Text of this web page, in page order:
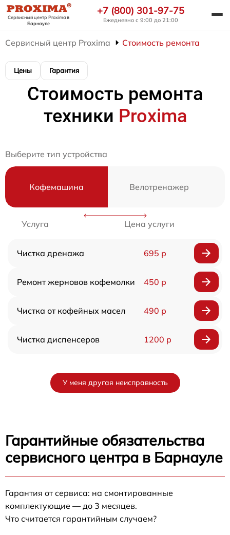
Сервисный центр Proximaв
Барнауле
+7 (800) 301-97-75
Ежедневно с 9:00 до 21:00
Сервисный центр Proxima Стоимость ремонта
Цены Гарантия
Стоимость ремонта
техники Proxima
Выберите тип устройства
Кофемашина Велотренажер
Услуга Цена услуги
Чистка дренажа 695 р
Ремонт жерновов кофемолки 450 р
Чистка от кофейных масел 490 р
Чистка диспенсеров 1200 р
У меня другая неисправность
Гарантийные обязательства
сервисного центра в Барнауле
Гарантия от сервиса: на смонтированные
комплектующие — до 3 месяцев.
Что считается гарантийным случаем?